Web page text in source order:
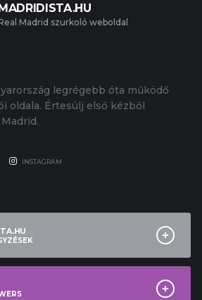
Madrid szurkoló weboldal
legrégebb óta működő
oldala. Értesülj első kézből
INSTAGRAM